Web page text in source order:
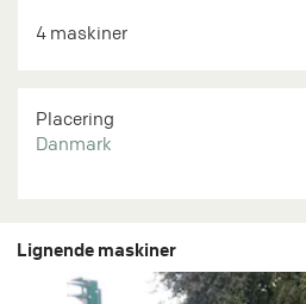
4 maskiner
Placering
Danmark
Lignende maskiner